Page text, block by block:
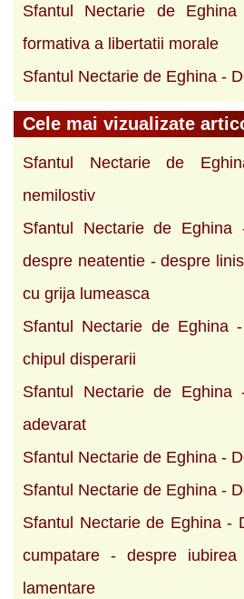
Sfantul Nectarie de
formativa a libertatii morale
Sfantul Nectarie de Eghina -
Cele mai vizualizate
Sfantul Nectarie de
nemilostiv
Sfantul Nectarie de
despre neatentie - despre
cu grija lumeasca
Sfantul Nectarie de Eghina
chipul disperarii
Sfantul Nectarie de Eghina
adevarat
Sfantul Nectarie de Eghina -
Sfantul Nectarie de Eghina -
Sfantul Nectarie de Eghina -
cumpatare - despre
lamentare